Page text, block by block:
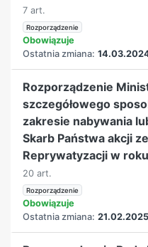
7 art.
Rozporządzenie
Obowiązuje
Ostatnia zmiana:
Rozporządzenie
szczegółowego
zakresie nabywania
Skarb Państwa akcji
Reprywatyzacji w
20 art.
Rozporządzenie
Obowiązuje
Ostatnia zmiana: 21.02.2025